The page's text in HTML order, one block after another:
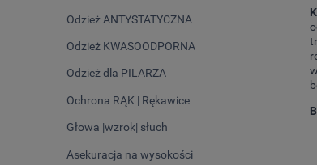
Odzież ANTYSTATYCZNA
Odzież KWASOODPORNA
Odzież dla PILARZA
Ochrona RĄK | Rękawice
Głowa |wzrok| słuch
Asekuracja na wysokości